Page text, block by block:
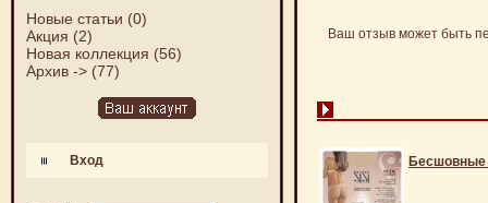
Новые статьи (0)
Акция (2)
Новая коллекция (56)
Архив -> (77)
Вход
Ваш отзыв может быть
Бесшовные